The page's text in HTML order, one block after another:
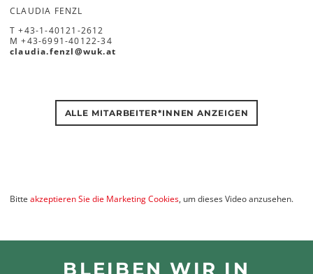
CLAUDIA FENZL
T+43-1-40121-2612
M+43-6991-40122-34
claudia.fenzl@wuk.at
ALLE MITARBEITER*INNEN ANZEIGEN
Bitte akzeptieren Sie die Marketing Cookies, um dieses Video anzusehen.
BLEIBEN WIR IN